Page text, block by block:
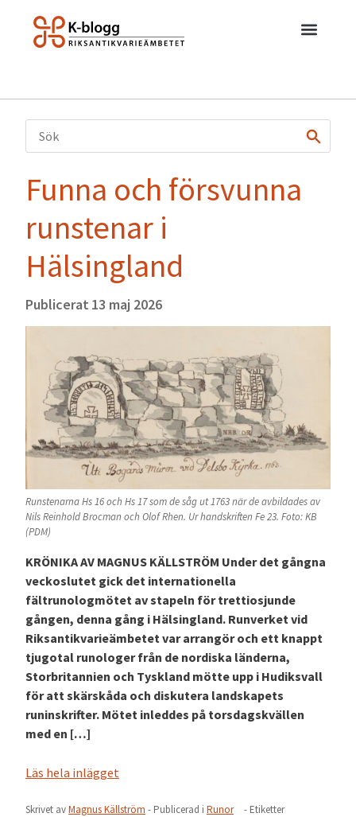
Funna och försvunna
runstenar i
Hälsingland
Publicerat 13 maj 2026
Runstenarna Hs 16 och Hs 17 som de såg ut 1763 när de avbildades av
Nils Reinhold Brocman och Olof Rhen. Ur handskriften Fe 23. Foto: KB
(PDM)
KRÖNIKA AV MAGNUS KÄLLSTRÖM Under det gångna
veckoslutet gick det internationella
fältrunologmötet av stapeln för trettiosjunde
gången, denna gång i Hälsingland. Runverket vid
Riksantikvarieämbetet var arrangör och ett knappt
tjugotal runologer från de nordiska länderna,
Storbritannien och Tyskland mötte upp i Hudiksvall
för att skärskåda och diskutera landskapets
runinskrifter. Mötet inleddes på torsdagskvällen
med en […]
Läs hela inlägget
Skrivet avMagnus Källström - Publicerad i Runor
- Etiketter